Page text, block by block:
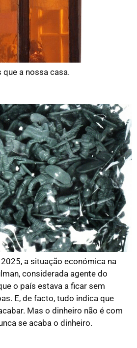
a nossa casa.
a situação económica na
considerada agente do
o país estava a ficar sem
E, de facto, tudo indica que
Mas o dinheiro não é com
se acaba o dinheiro.